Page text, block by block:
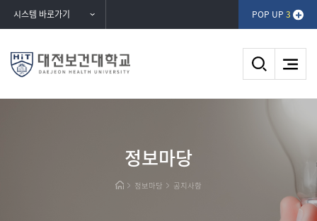
건너뛰기시스템 바로가기 POP UP 3
대전보건대학교정보마당
정보마당 공지사항